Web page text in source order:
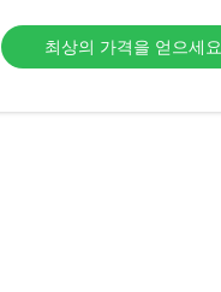
최상의 가격을 얻으세요